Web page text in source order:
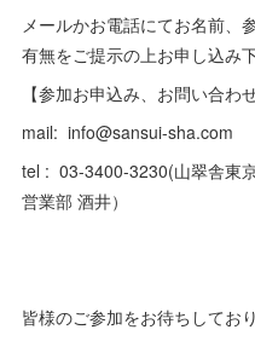
メールかお電話にてお名前、
有無をご提示の上お申し込み下
【参加お申込み、お問い合わせ
mail: info@sansui-sha.com
tel : 03-3400-3230(山翠舎東
営業部 酒井）
皆様のご参加をお待ちしてお